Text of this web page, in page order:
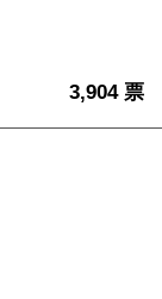
3,904 票